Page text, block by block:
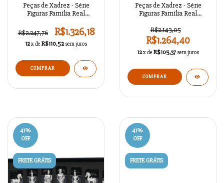
Peças de Xadrez - Série
Figuras Família Real
R$2.247,76
R$1.326,18
12x de R$110,52 sem juros
COMPRAR
Peças de Xadrez - Série
Figuras Família Real
R$2.143,05
R$1.264,40
12x de R$105,37 sem juros
COMPRAR
41%
OFF
FRETE GRÁTIS
41%
OFF
FRETE GRÁTIS